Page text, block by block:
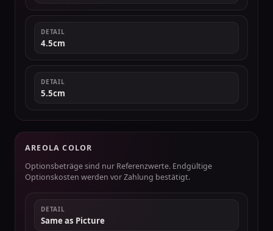
DETAIL
4.5cm
DETAIL
5.5cm
AREOLA COLOR
Optionsbeträge sind nur Referenzwerte. Endgültige
Optionskosten werden vor Zahlung bestätigt.
DETAIL
Same as Picture